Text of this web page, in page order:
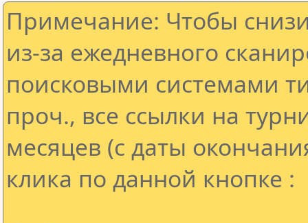
Примечание: Чтобы
из-за ежедневного
поисковыми системами
проч., все ссылки на
месяцев (с даты
клика по данной кнопке :